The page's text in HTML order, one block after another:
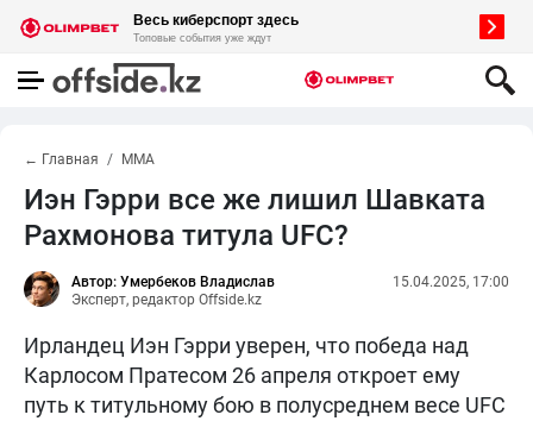
← Главная MMA
Иэн Гэрри все же лишил Шавката
Рахмонова титула UFC?
Автор: Умербеков Владислав
Эксперт, редактор Offside.kz
15.04.2025, 17:00
Ирландец Иэн Гэрри уверен, что победа над
Карлосом Пратесом 26 апреля откроет ему
путь к титульному бою в полусреднем весе UFC